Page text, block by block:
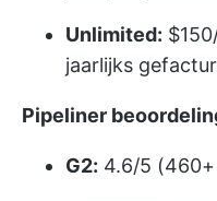
Unlimited:
jaarlijks
Pipeliner
G2: 4.6/5